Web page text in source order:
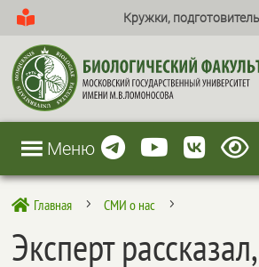
Кружки,
Меню
 Главная 5 СМИ о нас 5
Эксперт